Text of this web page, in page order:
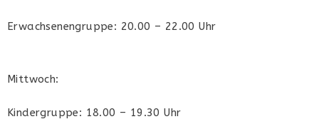
Erwachsenengruppe: 20.00 – 22.00 Uhr
Mittwoch:
Kindergruppe: 18.00 – 19.30 Uhr